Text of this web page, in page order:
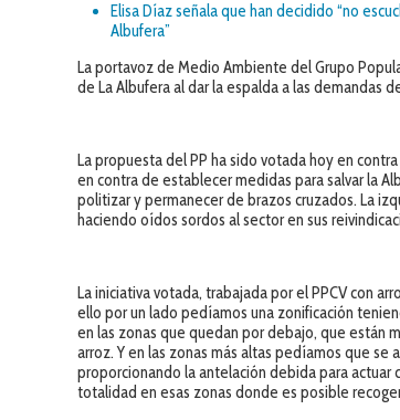
Elisa Díaz señala que han decidido “no
Albufera”
La portavoz de Medio Ambiente del Grupo
de La Albufera al dar la espalda a las demandas
La propuesta del PP ha sido votada hoy en
en contra de establecer medidas para salvar la
politizar y permanecer de brazos cruzados. La
haciendo oídos sordos al sector en sus
La iniciativa votada, trabajada por el PPCV con
ello por un lado pedíamos una zonificación
en las zonas que quedan por debajo, que están
arroz. Y en las zonas más altas pedíamos que
proporcionando la antelación debida para actuar
totalidad en esas zonas donde es posible